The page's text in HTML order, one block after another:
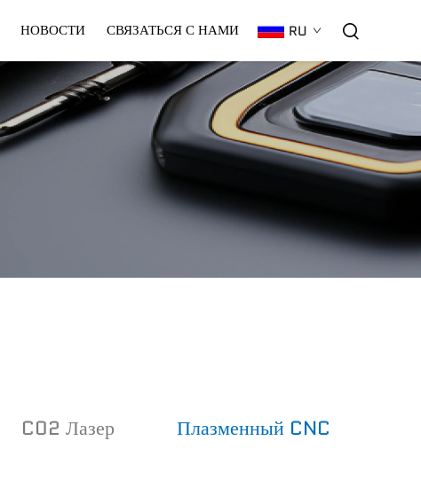
Гарантия
C02
Лазер
Плазменный
НОВОСТИ СВЯЗАТЬСЯ С НАМИ RU
C02 Лазер Плазменный CNC